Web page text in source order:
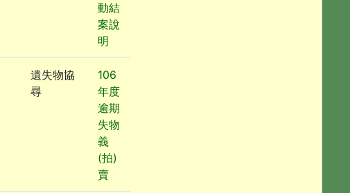
動結
案說
明
遺失物協
尋
106
年度
逾期
失物
義
(拍)
賣